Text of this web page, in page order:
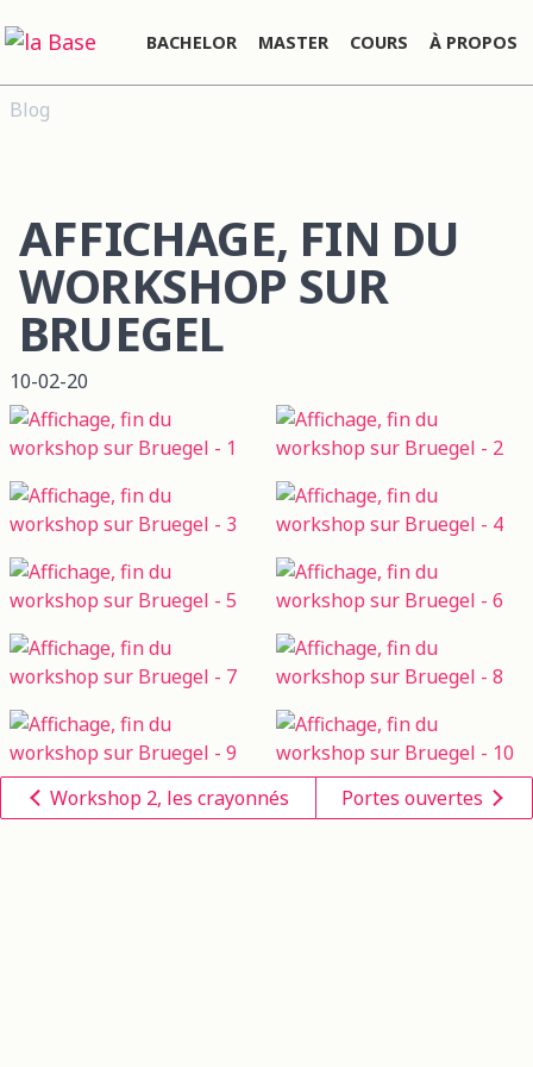
BACHELOR MASTER COURS À PROPOS
Blog
AFFICHAGE, FIN DU
WORKSHOP SUR
BRUEGEL
10-02-20
Workshop 2, les crayonnés Portes ouvertes